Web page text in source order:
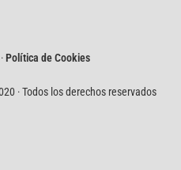
·Política de Cookies
· Todos los derechos reservados